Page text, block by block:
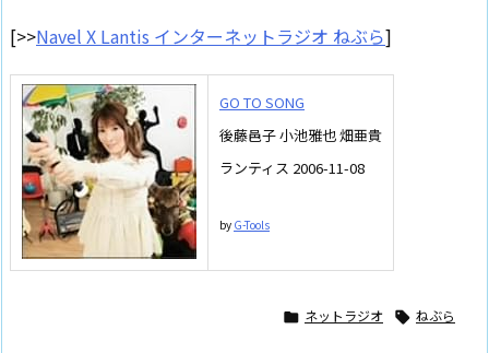
[>>Navel X Lantis インターネットラジオ ねぶら]
GO TO SONG
後藤邑子 小池雅也 畑亜貴
ランティス 2006-11-08
by G-Tools
 ネットラジオ  ねぶら